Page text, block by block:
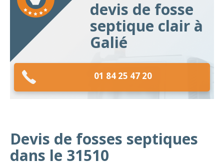
devis de fosse
septique clair à
Galié
01 84 25 47 20
Devis de fosses septiques
dans le 31510